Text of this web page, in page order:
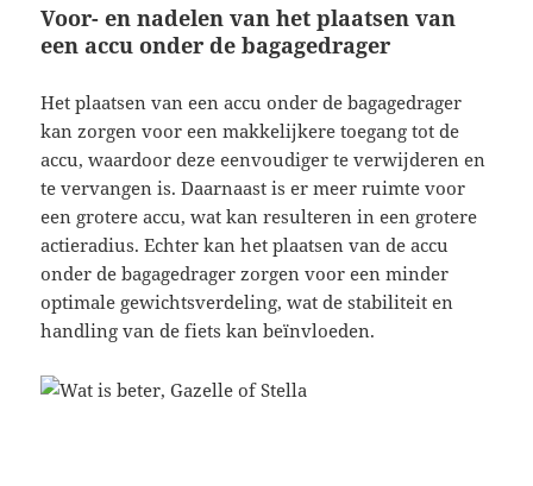
Voor- en nadelen van het plaatsen van
een accu onder de bagagedrager
Het plaatsen van een accu onder de bagagedrager
kan zorgen voor een makkelijkere toegang tot de
accu, waardoor deze eenvoudiger te verwijderen en
te vervangen is. Daarnaast is er meer ruimte voor
een grotere accu, wat kan resulteren in een grotere
actieradius. Echter kan het plaatsen van de accu
onder de bagagedrager zorgen voor een minder
optimale gewichtsverdeling, wat de stabiliteit en
handling van de fiets kan beïnvloeden.